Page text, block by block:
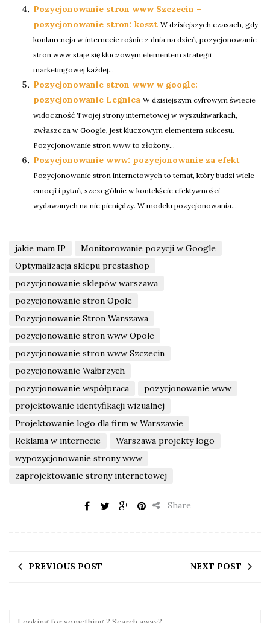
Pozycjonowanie stron www Szczecin –
pozycjonowanie stron: koszt W dzisiejszych czasach, gdy
konkurencja w internecie rośnie z dnia na dzień, pozycjonowanie
stron www staje się kluczowym elementem strategii
marketingowej każdej...
Pozycjonowanie stron www w google:
pozycjonowanie Legnica W dzisiejszym cyfrowym świecie
widoczność Twojej strony internetowej w wyszukiwarkach,
zwłaszcza w Google, jest kluczowym elementem sukcesu.
Pozycjonowanie stron www to złożony...
Pozycjonowanie www: pozycjonowanie za efekt
Pozycjonowanie stron internetowych to temat, który budzi wiele
emocji i pytań, szczególnie w kontekście efektywności
wydawanych na nie pieniędzy. W modelu pozycjonowania...
jakie mam IP
Monitorowanie pozycji w Google
Optymalizacja sklepu prestashop
pozycjonowanie sklepów warszawa
pozycjonowanie stron Opole
Pozycjonowanie Stron Warszawa
pozycjonowanie stron www Opole
pozycjonowanie stron www Szczecin
pozycjonowanie Wałbrzych
pozycjonowanie współpraca
pozycjonowanie www
projektowanie identyfikacji wizualnej
Projektowanie logo dla firm w Warszawie
Reklama w internecie
Warszawa projekty logo
wypozycjonowanie strony www
zaprojektowanie strony internetowej
Share
PREVIOUS POST NEXT POST